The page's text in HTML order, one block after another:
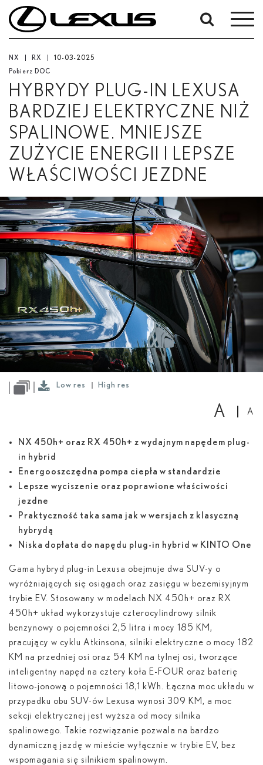
NX RX 10-03-2025
Pobierz DOC
HYBRYDY PLUG-IN LEXUSA
BARDZIEJ ELEKTRYCZNE NIŻ
SPALINOWE. MNIEJSZE
ZUŻYCIE ENERGII I LEPSZE
WŁAŚCIWOŚCI JEZDNE
Low res High res
A A
NX 450h+ oraz RX 450h+ z wydajnym napędem plug-
in hybrid
Energooszczędna pompa ciepła w standardzie
Lepsze wyciszenie oraz poprawione właściwości
jezdne
Praktyczność taka sama jak w wersjach z klasyczną
hybrydą
Niska dopłata do napędu plug-in hybrid w KINTO One
Gama hybryd plug-in Lexusa obejmuje dwa SUV-y o
wyróżniających się osiągach oraz zasięgu w bezemisyjnym
trybie EV. Stosowany w modelach NX 450 h+ oraz RX
450 h+ układ wykorzystuje czterocylindrowy silnik
benzynowy o pojemności 2,5 litra i mocy 185 KM,
pracujący w cyklu Atkinsona, silniki elektryczne o mocy 182
KM na przedniej osi oraz 54 KM na tylnej osi, tworzące
inteligentny napęd na cztery koła E-FOUR oraz baterię
litowo-jonową o pojemności 18,1 kWh. Łączna moc układu w
przypadku obu SUV-ów Lexusa wynosi 309 KM, a moc
sekcji elektrycznej jest wyższa od mocy silnika
spalinowego. Takie rozwiązanie pozwala na bardzo
dynamiczną jazdę w mieście wyłącznie w trybie EV, bez
wspomagania się silnikiem spalinowym.
High
res
High
res
High
res
High
res
High
res
High
res
Low
res
High
Low
res
High
res
Low
res
High
res
W
okresie
-
Do
Data rozpoczęcia
Zakończ
Szukaj